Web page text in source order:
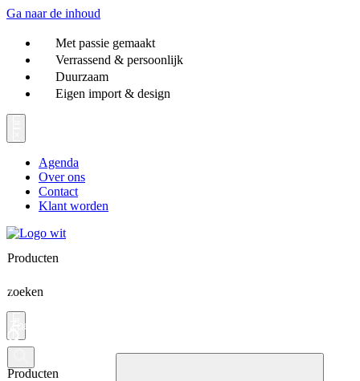
Ga naar de inhoud
Met passie gemaakt
Verrassend & persoonlijk
Duurzaam
Eigen import & design
Agenda
Over ons
Contact
Klant worden
Producten
zoeken
Producten